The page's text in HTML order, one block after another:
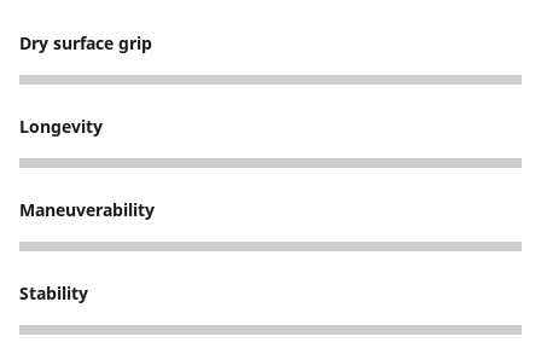
Dry surface grip
5
Longevity
4
Maneuverability
4
Stability
5